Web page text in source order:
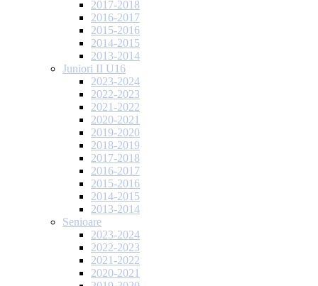
2017-2018
2016-2017
2015-2016
2014-2015
2013-2014
Juniori II U16
2023-2024
2022-2023
2021-2022
2020-2021
2019-2020
2018-2019
2017-2018
2016-2017
2015-2016
2014-2015
2013-2014
Senioare
2023-2024
2022-2023
2021-2022
2020-2021